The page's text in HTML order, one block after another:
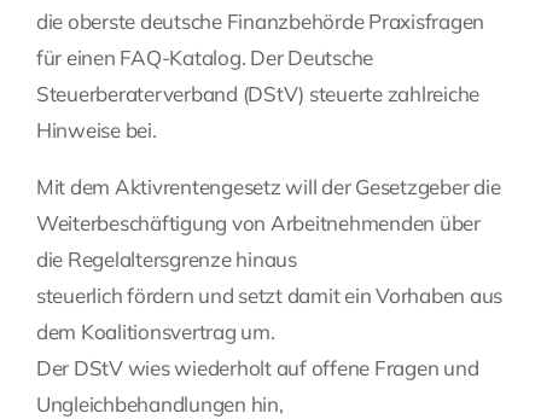
Kontakt
die oberste deutsche Finanzbehörde Praxisfragen
für einen FAQ-Katalog. Der Deutsche
Steuerberaterverband (DStV) steuerte zahlreiche
Hinweise bei.
Mit dem Aktivrentengesetz will der Gesetzgeber die
Weiterbeschäftigung von Arbeitnehmenden über
die Regelaltersgrenze hinaus
steuerlich fördern und setzt damit ein Vorhaben aus
dem Koalitionsvertrag um.
Der DStV wies wiederholt auf offene Fragen und
Ungleichbehandlungen hin,